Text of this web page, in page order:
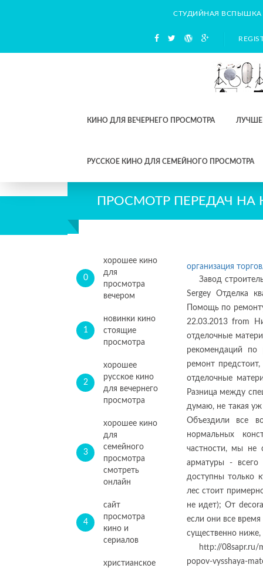
СТУДИЙНАЯ ВСПЫШКА
КИНО ДЛЯ ВЕЧЕРНЕГО ПРОСМОТРА
РУССКОЕ КИНО ДЛЯ СЕМЕЙНОГО ПРОСМОТРА
ПРОСМОТР ПЕРЕДАЧ
0
хорошее кино
для
просмотра
вечером
1
новинки кино
стоящие
просмотра
2
хорошее
русское кино
для вечернего
просмотра
3
хорошее кино
для
семейного
просмотра
смотреть
онлайн
4
сайт
просмотра
кино и
сериалов
христианское
организация
Завод
Sergey Отделка
Помощь по
22.03.2013 from
отделочные
рекомендаций
ремонт
отделочные
Разница между
думаю, не такая
Объездили все
нормальных
частности, мы не
арматуры - всего
доступны только
лес стоит
не идет); От
если они все
существенно
http://08sapr.ru/
popov-vysshaya-